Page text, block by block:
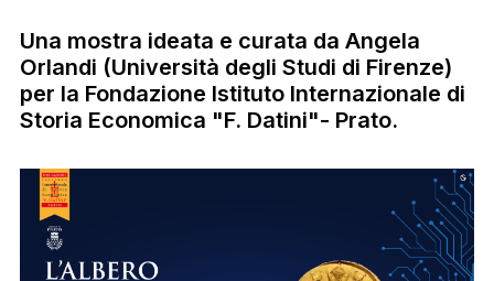
Una mostra ideata e curata da Angela
Orlandi (Università degli Studi di Firenze)
per la Fondazione Istituto Internazionale di
Storia Economica "F. Datini"- Prato.